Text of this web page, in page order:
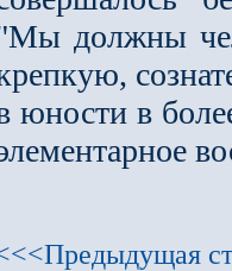
должны
юности в